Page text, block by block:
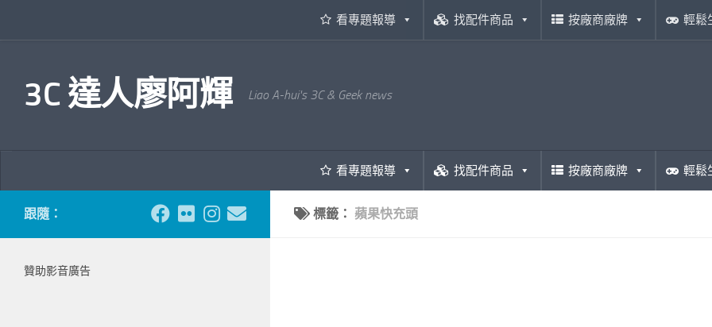
看專題報導 找配件商品 按廠商廠牌 輕鬆
3C 達人廖阿輝 Liao A-hui's 3C & Geek news
看專題報導 找配件商品 按廠商廠牌 輕鬆
標籤： 蘋果快充頭
跟隨：
贊助影音廣告